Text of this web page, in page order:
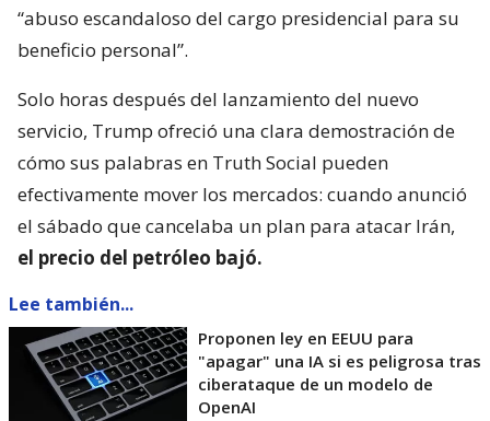
“abuso escandaloso del cargo presidencial para su
beneficio personal”.
Solo horas después del lanzamiento del nuevo
servicio, Trump ofreció una clara demostración de
cómo sus palabras en Truth Social pueden
efectivamente mover los mercados: cuando anunció
el sábado que cancelaba un plan para atacar Irán,
el precio del petróleo bajó.
Lee también...
Proponen ley en EEUU para
"apagar" una IA si es peligrosa tras
ciberataque de un modelo de
OpenAI